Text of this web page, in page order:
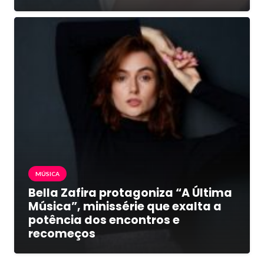
MÚSICA
Bella Zafira protagoniza “A Última
Música”, minissérie que exalta a
potência dos encontros e
recomeços